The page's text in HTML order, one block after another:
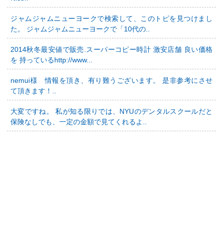
ジャムジャムニューヨークで検索して、このトピを見つけまし
た。 ジャムジャムニューヨークで「10代の..
2014秋冬最安値で販売.スーパーコピー時計 激安店舗 良い価格
を 持っているhttp://www...
nemui様 情報を頂き、有り難うございます。 是非参考にさせ
て頂きます！..
大変ですね。 私が知る限りでは、NYUのデンタルスクールだと
保険なしでも、一定の金額で見てくれるよ..